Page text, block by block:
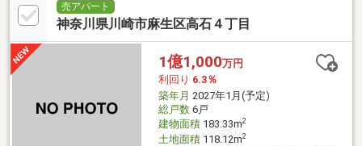
売アパート
神奈川県川崎市麻生区高石４丁目
1億1,000万円
利回り 6.3％
築年月 2027年1月(予定)
総戸数6戸
建物面積183.33m2
土地面積118.12m2